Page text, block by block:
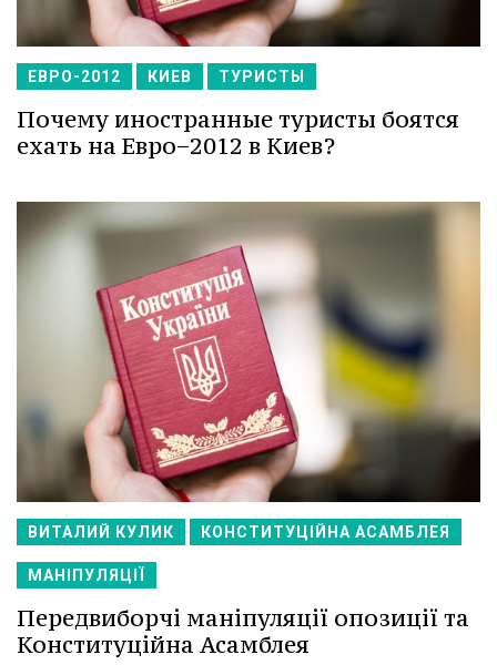
ЕВРО-2012 КИЕВ ТУРИСТЫ
Почему иностранные туристы боятся
ехать на Евро−2012 в Киев?
ВИТАЛИЙ КУЛИК КОНСТИТУЦІЙНА АСАМБЛЕЯ
МАНІПУЛЯЦІЇ
Передвиборчі маніпуляції опозиції та
Конституційна Асамблея